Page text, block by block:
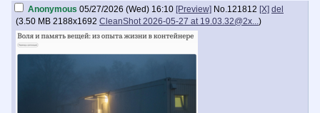
Anonymous 05/27/2026 (Wed) 16:10 [Preview] No.121812 [X] del
(3.50 MB 2188x1692 CleanShot 2026-05-27 at 19.03.32@2x...)